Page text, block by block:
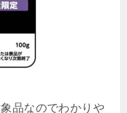
品なのでわかりや